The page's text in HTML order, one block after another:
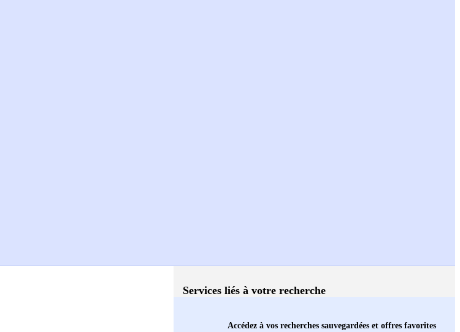
Services liés à votre recherche
Accédez à vos recherches sauvegardées et offres favorites